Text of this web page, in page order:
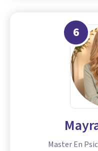
6
Master En